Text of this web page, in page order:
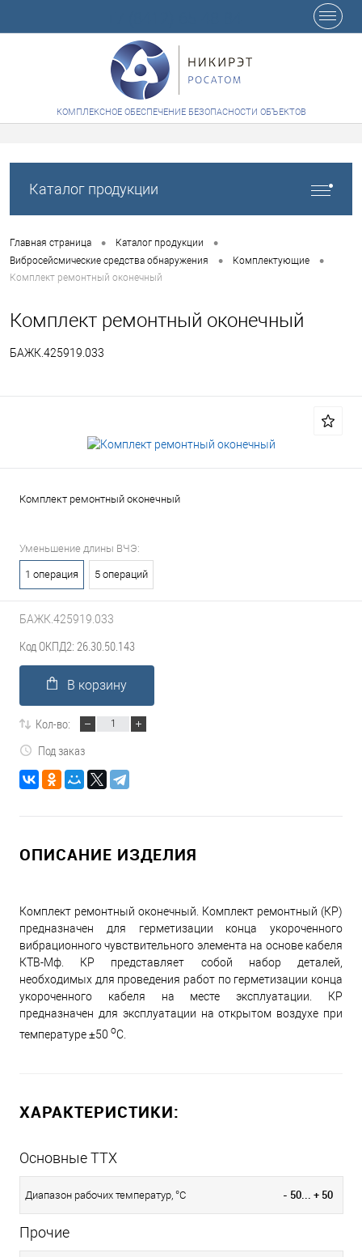
КОМПЛЕКСНОЕ ОБЕСПЕЧЕНИЕ БЕЗОПАСНОСТИ ОБЪЕКТОВ
Каталог продукции
Главная страница • Каталог продукции •
Вибросейсмические средства обнаружения • Комплектующие •
Комплект ремонтный оконечный
Комплект ремонтный оконечный
БАЖК.425919.033
Комплект ремонтный оконечный
Уменьшение длины ВЧЭ:
1 операция 5 операций
БАЖК.425919.033
Код ОКПД2: 26.30.50.143
В корзину
Кол-во:
Под заказ
ОПИСАНИЕ ИЗДЕЛИЯ
Комплект ремонтный оконечный. Комплект ремонтный (КР)
предназначен для герметизации конца укороченного
вибрационного чувствительного элемента на основе кабеля
КТВ-Мф. КР представляет собой набор деталей,
необходимых для проведения работ по герметизации конца
укороченного кабеля на месте эксплуатации. КР
предназначен для эксплуатации на открытом воздухе при
температуре ±50 оС.
ХАРАКТЕРИСТИКИ:
Основные ТТХ
Диапазон рабочих температур, °С - 50... + 50
Прочие